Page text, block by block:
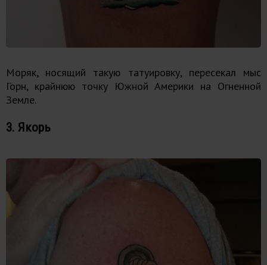
Моряк, носящий такую татуировку, пересекал мыс
Горн, крайнюю точку Южной Америки на Огненной
Земле.
3. Якорь